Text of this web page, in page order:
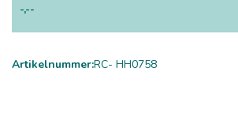
-,--
Artikelnummer:RC- HH0758